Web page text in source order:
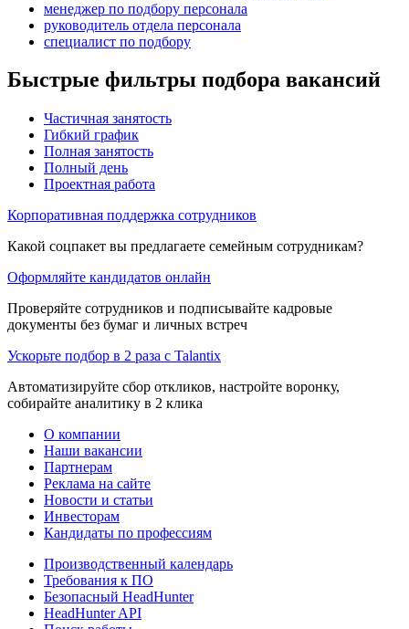
менеджер по подбору персонала
руководитель отдела персонала
специалист по подбору
Быстрые фильтры подбора вакансий
Частичная занятость
Гибкий график
Полная занятость
Полный день
Проектная работа
Корпоративная поддержка сотрудников
Какой соцпакет вы предлагаете семейным сотрудникам?
Оформляйте кандидатов онлайн
Проверяйте сотрудников и подписывайте кадровые
документы без бумаг и личных встреч
Ускорьте подбор в 2 раза с Talantix
Автоматизируйте сбор откликов, настройте воронку,
собирайте аналитику в 2 клика
О компании
Наши вакансии
Партнерам
Реклама на сайте
Новости и статьи
Инвесторам
Кандидаты по профессиям
Производственный календарь
Требования к ПО
Безопасный HeadHunter
HeadHunter API